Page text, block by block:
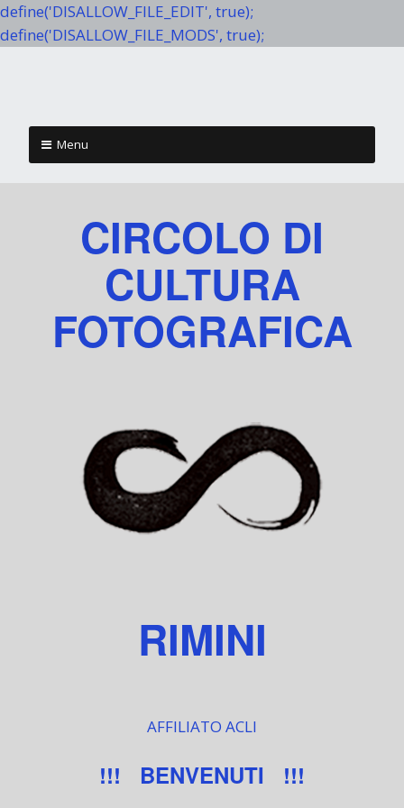
define('DISALLOW_FILE_EDIT', true);
define('DISALLOW_FILE_MODS', true);
Menu
CIRCOLO DI
CULTURA
FOTOGRAFICA
RIMINI
AFFILIATO ACLI
!!! BENVENUTI !!!